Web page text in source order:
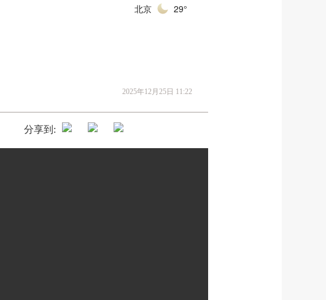
北京 29°
2025年12月25日 11:22
分享到: